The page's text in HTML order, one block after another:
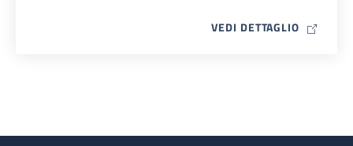
VEDI DETTAGLIO MAP ICON